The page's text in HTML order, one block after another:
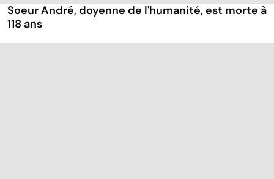
Soeur André, doyenne de l'humanité, est morte à
118 ans